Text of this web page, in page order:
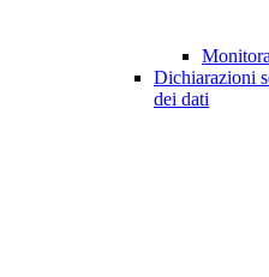
Dichiarazioni
dei dati